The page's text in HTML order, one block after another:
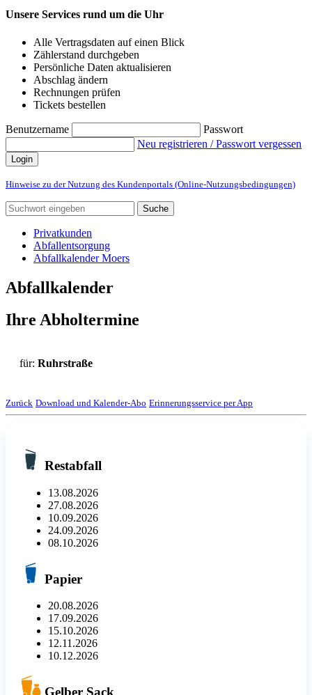
Unsere Services rund um die Uhr
Alle Vertragsdaten auf einen Blick
Zählerstand durchgeben
Persönliche Daten aktualisieren
Abschlag ändern
Rechnungen prüfen
Tickets bestellen
Benutzername
Passwort
Neu registrieren / Passwort vergessen
Login
Hinweise zu der Nutzung des Kundenportals (Online-Nutzungsbedingungen)
Suche
Privatkunden
Abfallentsorgung
Abfallkalender Moers
Abfallkalender
Ihre Abholtermine
für: Ruhrstraße
Zurück Download und Kalender-Abo Erinnerungsservice per App
Restabfall
13.08.2026
27.08.2026
10.09.2026
24.09.2026
08.10.2026
Papier
20.08.2026
17.09.2026
15.10.2026
12.11.2026
10.12.2026
Gelber Sack